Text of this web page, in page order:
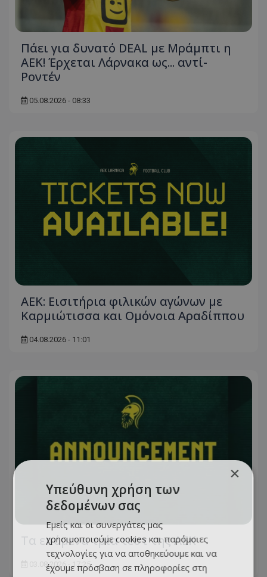
Πάει για δυνατό DEAL με Μράμπτι η
ΑΕΚ! Έρχεται Λάρνακα ως... αντί-
Ροντέν
05.08.2026 - 08:33
ΑΕΚ: Εισιτήρια φιλικών αγώνων με
Καρμιώτισσα και Ομόνοια Αραδίππου
04.08.2026 - 11:01
Τα επόμενα τρία τεστ της ΑΕΚ
03.08.2026 - 17:25
×
Υπεύθυνη χρήση των
δεδομένων σας
Εμείς και οι συνεργάτες μας
χρησιμοποιούμε cookies και παρόμοιες
τεχνολογίες για να αποθηκεύουμε και να
έχουμε πρόσβαση σε πληροφορίες στη